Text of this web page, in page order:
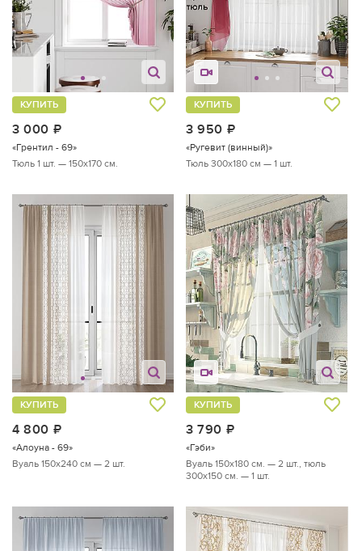
3 000
КУПИТЬ
«Грентил - 69»
Тюль 1 шт. — 150х170 см.
3 950
КУПИТЬ
«Ругевит (винный)»
Тюль 300х180 см — 1 шт.
4 800
КУПИТЬ
«Алоуна - 69»
Вуаль 150х240 см — 2 шт.
3 790
КУПИТЬ
«Гэби»
Вуаль 150х180 см. — 2 шт., тюль
300х150 см. — 1 шт.